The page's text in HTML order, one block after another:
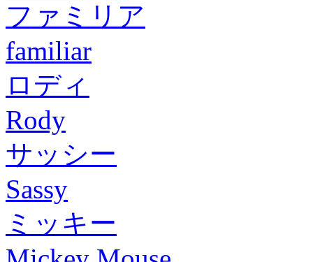
ファミリア
familiar
ロディ
Rody
サッシー
Sassy
ミッキー